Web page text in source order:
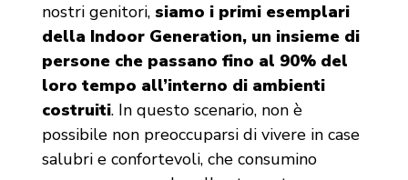
nostri genitori,siamo i primi esemplari
della Indoor Generation, un insieme di
persone che passano fino al 90% del
loro tempo all’interno di ambienti
costruiti. In questo scenario, non è
possibile non preoccuparsi di vivere in case
salubri e confortevoli, che consumino